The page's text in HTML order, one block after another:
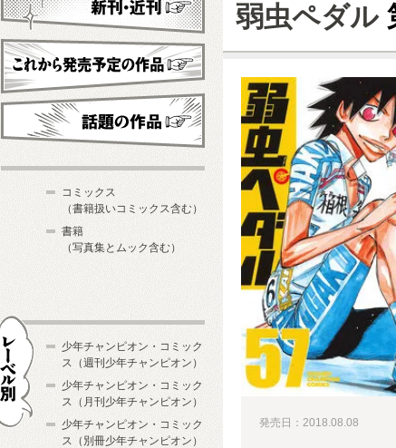
弱虫ペダル
発売日：2018.08.08
新刊・近刊
これから発売予定
コミックス
（書籍扱いコミックス含む）
書籍
（写真集とムック含む）
少年チャンピオン・コミック
ス（週刊少年チャンピオン）
少年チャンピオン・コミック
ス（月刊少年チャンピオン）
少年チャンピオン・コミック
ス（別冊少年チャンピオン）